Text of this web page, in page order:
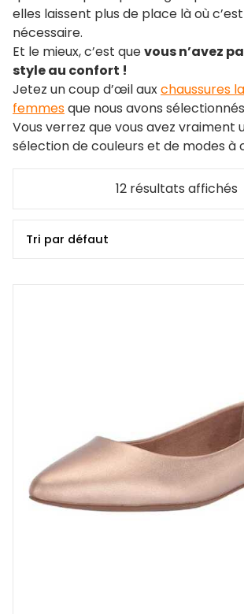
elles laissent plus de place là où
nécessaire.
Et le mieux, c’est quevous n’avez
style au confort !
Jetez un coup d’œil auxchaussures
femmesque nous avons
Vous verrez que vous avez vraiment
sélection de couleurs et de modes à
12 résultats affichés